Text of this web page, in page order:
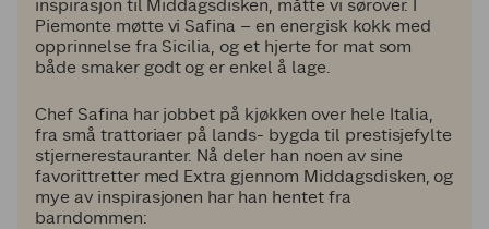
inspirasjon til Middagsdisken, måtte vi sørover. I
Piemonte møtte vi Safina – en energisk kokk med
opprinnelse fra Sicilia, og et hjerte for mat som
både smaker godt og er enkel å lage.
Chef Safina har jobbet på kjøkken over hele Italia,
fra små trattoriaer på lands- bygda til prestisjefylte
stjernerestauranter. Nå deler han noen av sine
favorittretter med Extra gjennom Middagsdisken, og
mye av inspirasjonen har han hentet fra
barndommen: